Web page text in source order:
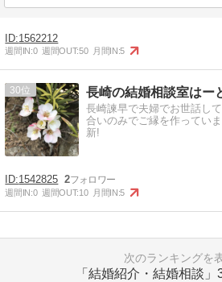
1562212
週間IN:0 週間OUT:50 月間IN:5
30
長崎諫早で夫婦でお世話し
合いのみでご縁を作ってい
新!
1542825 2
週間IN:0 週間OUT:10 月間IN:5
次のランキングを
「結婚紹介・結婚相談」